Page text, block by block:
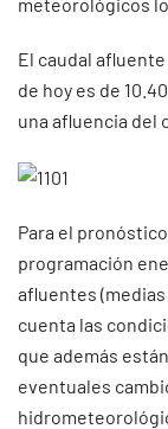
El caudal
de hoy es de
una afluencia del
Para el
programación
afluentes
cuenta las
que además
eventuales